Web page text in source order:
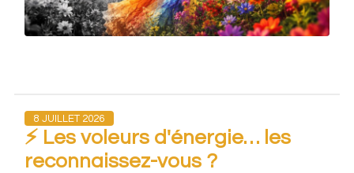
8 JUILLET 2026
⚡ Les voleurs d'énergie… les
reconnaissez-vous ?